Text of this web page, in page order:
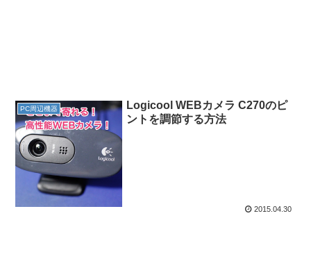
PC周辺機器
Logicool WEBカメラ C270のピ
ントを調節する方法
2015.04.30